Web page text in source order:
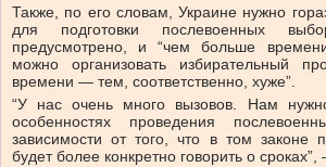
Также, по его словам, Украине нужно
для подготовки послевоенных
предусмотрено, и “чем больше
можно организовать избирательный
времени — тем, соответственно, хуже”.
“У нас очень много вызовов. Нам
особенностях проведения
зависимости от того, что в том законе
будет более конкретно говорить о